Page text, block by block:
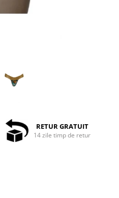
RETUR GRATUIT
14 zile timp de retur